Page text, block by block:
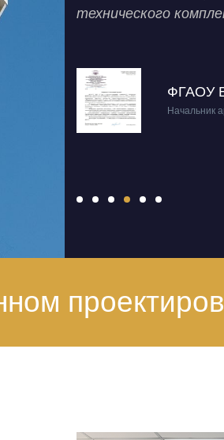
технического
ФГАОУ
Начальник